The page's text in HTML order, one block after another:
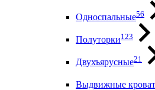
Односпальные56
Полуторки123
Двухъярусные21
Выдвижные